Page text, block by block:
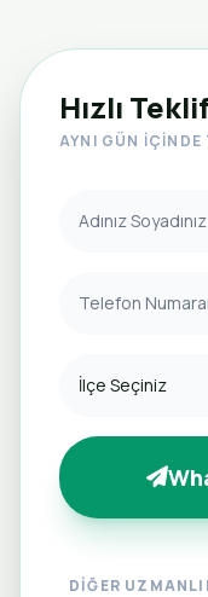
Hızlı
AYNI GÜN İÇINDE
DIĞER